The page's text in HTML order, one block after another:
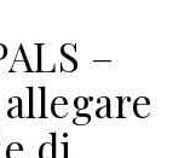
–
di